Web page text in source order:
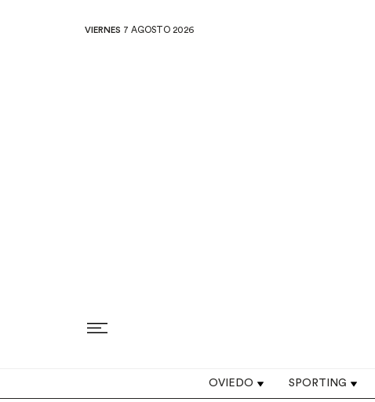
VIERNES 7 AGOSTO 2026
Top navigation
OVIEDO SPORTING